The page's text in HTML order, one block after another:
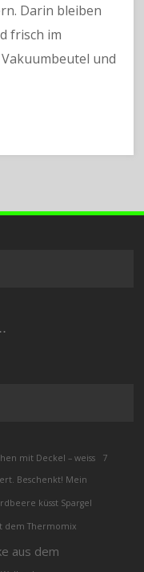
Darin bleiben
frisch im
und
mit Deckel – weiss
7
Beschenkt! Mein
küsst Spargel
dem Thermomix
aus dem